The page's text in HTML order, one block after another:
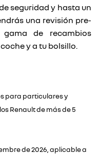
seguridad y hasta un
una revisión pre-
de recambios
y a tu bolsillo.
para particulares y
Renault de más de 5
de 2026, aplicable a